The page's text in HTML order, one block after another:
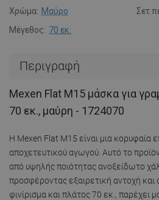
Χρώμα: Μαύρο Σετ
Μέγεθος: 70 εκ.
Περιγραφή
Mexen Flat M15 μάσκα για
70 εκ., μαύρη - 1724070
Η Mexen Flat M15 είναι μια κορυφαία
αποχετευτικού αγωγού. Αυτό το
από υψηλής ποιότητας ανοξείδωτο
προσφέροντας εξαιρετική αντοχή
φινίρισμα και πλάτος 70 εκ., παρέχει